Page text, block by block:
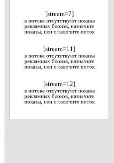
[stream=7]
в потоке отсутствуют показы
рекламных блоков, назначьте
показы, или отключите поток
[stream=11]
в потоке отсутствуют показы
рекламных блоков, назначьте
показы, или отключите поток
[stream=12]
в потоке отсутствуют показы
рекламных блоков, назначьте
показы, или отключите поток